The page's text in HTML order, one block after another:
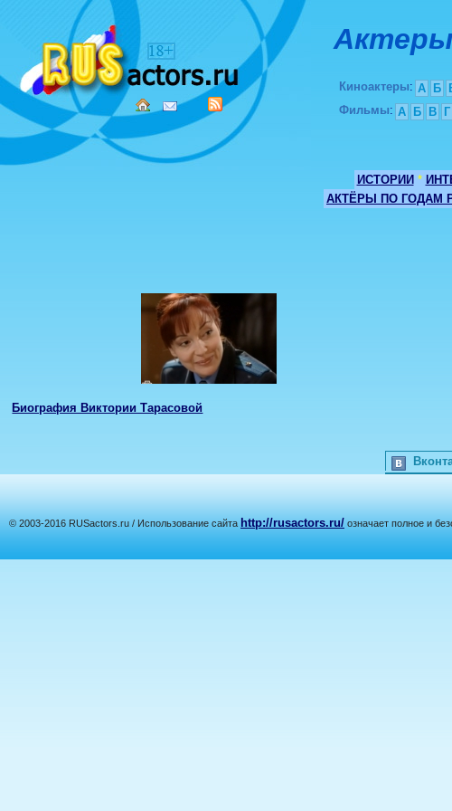
Актеры
Киноактеры: А Б
Фильмы: А Б В Г
ИСТОРИИ *
АКТЁРЫ ПО ГОДАМ
Биография Виктории Тарасовой
© 2003-2016 RUSactors.ru / Использование сайта http://rusactors.ru/ означает полное и